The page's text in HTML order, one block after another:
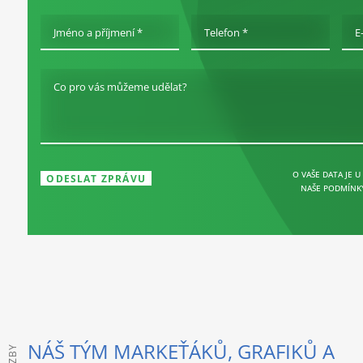
Jméno a příjmení * Telefon *
Co pro vás můžeme udělat?
O VAŠE DATA JE
NAŠE
NÁŠ TÝM MARKEŤÁKŮ, GRAFIKŮ A